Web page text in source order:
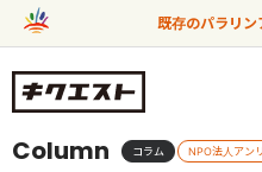
既存のパラリン
Column コラム NPO法人アン